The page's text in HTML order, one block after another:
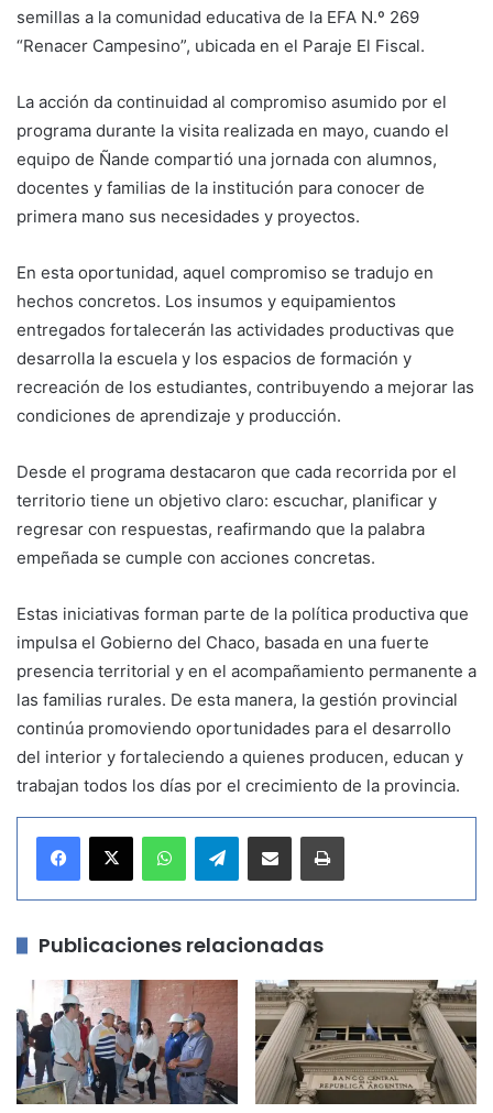
semillas a la comunidad educativa de la EFA N.º 269
“Renacer Campesino”, ubicada en el Paraje El Fiscal.
La acción da continuidad al compromiso asumido por el
programa durante la visita realizada en mayo, cuando el
equipo de Ñande compartió una jornada con alumnos,
docentes y familias de la institución para conocer de
primera mano sus necesidades y proyectos.
En esta oportunidad, aquel compromiso se tradujo en
hechos concretos. Los insumos y equipamientos
entregados fortalecerán las actividades productivas que
desarrolla la escuela y los espacios de formación y
recreación de los estudiantes, contribuyendo a mejorar las
condiciones de aprendizaje y producción.
Desde el programa destacaron que cada recorrida por el
territorio tiene un objetivo claro: escuchar, planificar y
regresar con respuestas, reafirmando que la palabra
empeñada se cumple con acciones concretas.
Estas iniciativas forman parte de la política productiva que
impulsa el Gobierno del Chaco, basada en una fuerte
presencia territorial y en el acompañamiento permanente a
las familias rurales. De esta manera, la gestión provincial
continúa promoviendo oportunidades para el desarrollo
del interior y fortaleciendo a quienes producen, educan y
trabajan todos los días por el crecimiento de la provincia.
Telegram
Publicaciones relacionadas